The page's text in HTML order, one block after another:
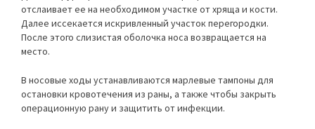
отслаивает ее на необходимом участке от хряща и кости.
Далее иссекается искривленный участок перегородки.
После этого слизистая оболочка носа возвращается на
место.
В носовые ходы устанавливаются марлевые тампоны для
остановки кровотечения из раны, а также чтобы закрыть
операционную рану и защитить от инфекции.